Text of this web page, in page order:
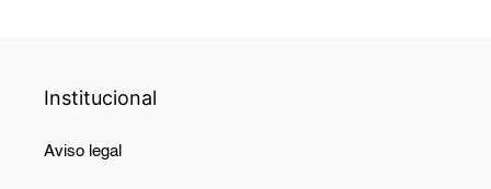
Institucional
Aviso legal